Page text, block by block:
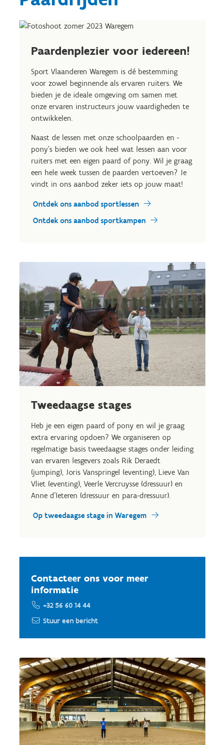
Paardenplezier voor iedereen!
Sport Vlaanderen Waregem is dé bestemming
voor zowel beginnende als ervaren ruiters. We
bieden je de ideale omgeving om samen met
onze ervaren instructeurs jouw vaardigheden te
ontwikkelen.
Naast de lessen met onze schoolpaarden en -
pony's bieden we ook heel wat lessen aan voor
ruiters met een eigen paard of pony. Wil je graag
een hele week tussen de paarden vertoeven? Je
vindt in ons aanbod zeker iets op jouw maat!
Ontdek ons aanbod sportlessen
Ontdek ons aanbod sportkampen
Tweedaagse stages
Heb je een eigen paard of pony en wil je graag
extra ervaring opdoen? We organiseren op
regelmatige basis tweedaagse stages onder leiding
van ervaren lesgevers zoals Rik Deraedt
(jumping), Joris Vanspringel (eventing), Lieve Van
Vliet (eventing), Veerle Vercruysse (dressuur) en
Anne d'Ieteren (dressuur en para-dressuur).
Op tweedaagse stage in Waregem
Contacteer ons voor meer
informatie
+32 56 60 14 44
Stuur een bericht